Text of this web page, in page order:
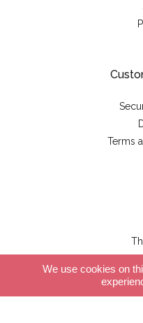
Terms
We use cookies on